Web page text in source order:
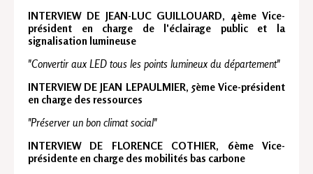
INTERVIEW DE JEAN-LUC GUILLOUARD, 4ème Vice-
président en charge de l'éclairage public et la
signalisation lumineuse
"Convertir aux LED tous les points lumineux du département"
INTERVIEW DE JEAN LEPAULMIER, 5ème Vice-président
en charge des ressources
"Préserver un bon climat social"
INTERVIEW DE FLORENCE COTHIER, 6ème Vice-
présidente en charge des mobilités bas carbone